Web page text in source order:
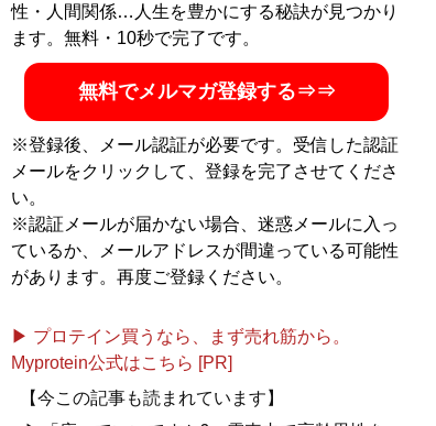
性・人間関係…人生を豊かにする秘訣が見つかり
ます。無料・10秒で完了です。
無料でメルマガ登録する⇒⇒
※登録後、メール認証が必要です。受信した認証
メールをクリックして、登録を完了させてくださ
い。
※認証メールが届かない場合、迷惑メールに入っ
ているか、メールアドレスが間違っている可能性
があります。再度ご登録ください。
▶ プロテイン買うなら、まず売れ筋から。
Myprotein公式はこちら [PR]
【今この記事も読まれています】